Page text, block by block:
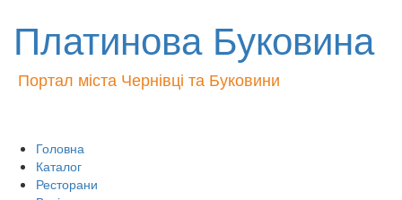
Платинова Буковина
Портал міста Чернівці та Буковини
Головна
Каталог
Ресторани